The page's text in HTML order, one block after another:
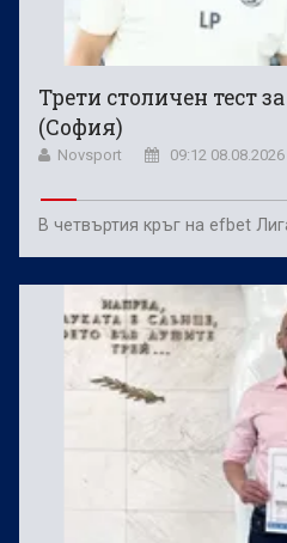
Трети столичен тест
(София)
Novsport 09:12 08.08.2026
В четвъртия кръг на efbet